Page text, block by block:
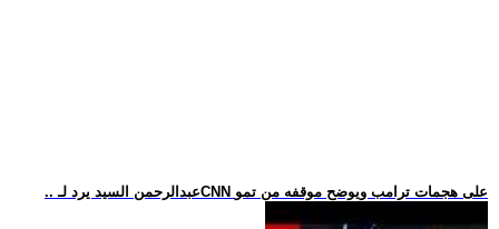
.. عبدالرحمن السيد يرد لـCNN على هجمات ترامب ويوضح موقفه من تمو